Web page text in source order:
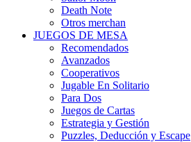
Death Note
Otros merchan
JUEGOS DE MESA
Recomendados
Avanzados
Cooperativos
Jugable En Solitario
Para Dos
Juegos de Cartas
Estrategia y Gestión
Puzzles, Deducción y Escape